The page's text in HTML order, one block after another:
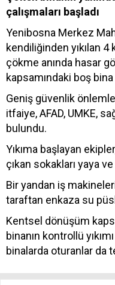
çalışmaları başladı
Yenibosna Merkez
kendiliğinden yıkılan 4
çökme anında hasar
kapsamındaki boş bina
Geniş güvenlik
itfaiye, AFAD, UMKE,
bulundu.
Yıkıma başlayan
çıkan sokakları yaya
Bir yandan iş
taraftan enkaza su
Kentsel dönüşüm
binanın kontrollü
binalarda oturanlar da